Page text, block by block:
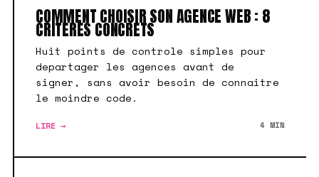
COMMENT CHOISIR SON AGENCE WEB : 8
CRITERES CONCRETS
Huit points de controle simples pour
departager les agences avant de
signer, sans avoir besoin de connaitre
le moindre code.
LIRE → 4 MIN